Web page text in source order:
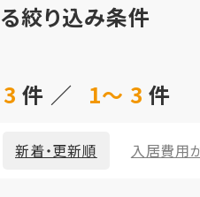
絞り込み条件
3件 ／ 1～ 3件
新着・更新順 入居費用